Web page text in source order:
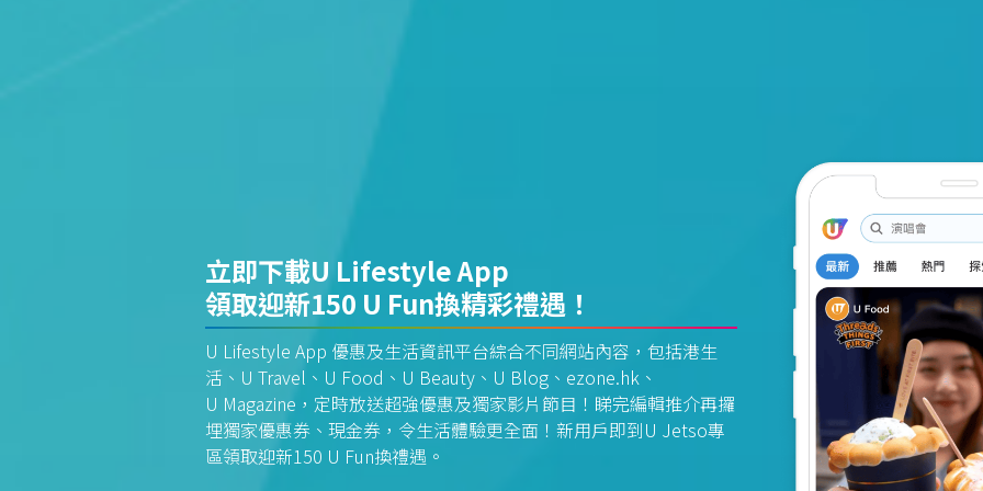
立即下載U Lifestyle App
領取迎新150 U Fun換精彩禮遇！
U Lifestyle App 優惠及生活資訊平台綜合不同網站內容，包括港生
活、U Travel、U Food、U Beauty、U Blog、ezone.hk、
U Magazine，定時放送超強優惠及獨家影片節目！睇完編輯推介再攞
埋獨家優惠券、現金券，令生活體驗更全面！新用戶即到U Jetso專
區領取迎新150 U Fun換禮遇。